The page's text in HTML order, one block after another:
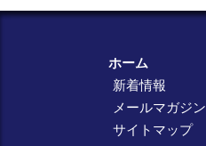
ホーム
新着情報
メールマガジン
サイトマップ